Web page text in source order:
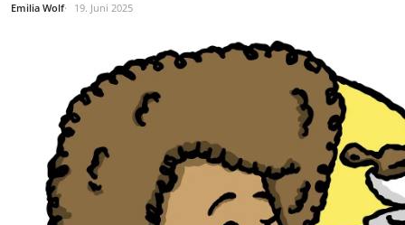
Emilia Wolf 19. Juni 2025